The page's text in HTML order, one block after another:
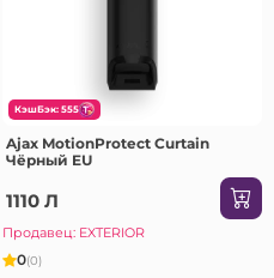
КэшБэк: 555
Ajax MotionProtect Curtain
Чёрный EU
1110 Л
Продавец: EXTERIOR
0(0)